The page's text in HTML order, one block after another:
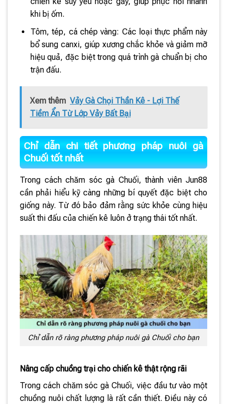
khi bị ốm.
Tôm, tép, cá chép vàng: Các loại thực phẩm này
bổ sung canxi, giúp xương chắc khỏe và giảm mỡ
hiệu quả, đặc biệt trong quá trình gà chuẩn bị cho
trận đấu.
Xem thêm Vảy Gà Chọi Thần Kê - Lợi Thế
Tiềm Ẩn Từ Lớp Vảy Bất Bại
Chỉ dẫn chi tiết phương pháp nuôi gà
Chuối tốt nhất
Trong cách chăm sóc gà Chuối, thành viên Jun88
cần phải hiểu kỹ càng những bí quyết đặc biệt cho
giống này. Từ đó bảo đảm rằng sức khỏe cùng hiệu
suất thi đấu của chiến kê luôn ở trạng thái tốt nhất.
Chỉ dẫn rõ ràng phương pháp nuôi gà Chuối cho bạn
Nâng cấp chuồng trại cho chiến kê thật rộng rãi
Trong cách chăm sóc gà Chuối, việc đầu tư vào một
chuồng nuôi chất lượng là rất cần thiết. Điều này có